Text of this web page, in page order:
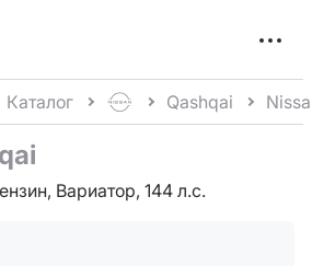
Каталог Qashqai
Вариатор, 144 л.с.